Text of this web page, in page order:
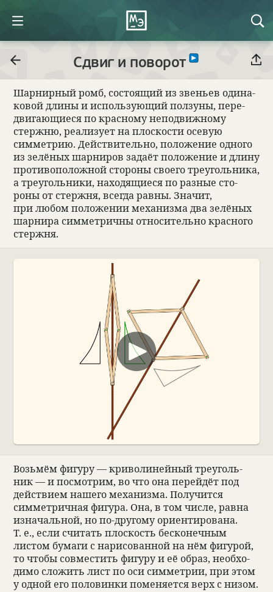
Сдвиг и поворот
Шар­нир­ный ромб, состо­ящий из зве­ньев оди­на­
ко­вой длины и исполь­зующий пол­зуны, пере­
двигающи­еся по крас­ному непо­движ­ному
стержню, реа­ли­зует на плос­ко­сти осе­вую
симмет­рию. Действи­тельно, положе­ние одного
из зелё­ных шар­ни­ров задаёт положе­ние и длину
про­ти­вопо­лож­ной сто­роны сво­его тре­уголь­ника,
а тре­уголь­ники, нахо­дящи­еся по раз­ные сто­
роны от стержня, все­гда равны. Зна­чит,
при любом положе­нии меха­низма два зелё­ных
шар­нира симмет­ричны отно­си­тельно крас­ного
стержня.
Возьмём фигуру — кри­во­ли­ней­ный тре­уголь­
ник — и посмот­рим, во что она перей­дёт под
действием нашего меха­низма. Полу­чится
симмет­рич­ная фигура. Она, в том числе, равна
изна­чаль­ной, но по-другому ори­ен­ти­ро­вана.
Т. е., если счи­тать плос­кость бес­ко­неч­ным
листом бумаги с нари­со­ван­ной на нём фигу­рой,
то чтобы совме­стить фигуру и её образ, необ­хо­
димо сложить лист по оси симмет­рии, при этом
у одной его поло­винки поме­ня­ется верх с низом.